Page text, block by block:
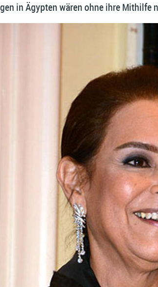
in Ägypten wären ohne ihre